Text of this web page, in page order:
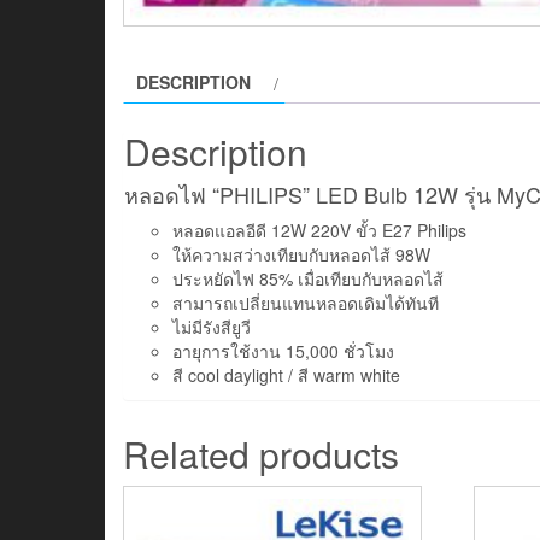
DESCRIPTION
Description
หลอดไฟ “PHILIPS” LED Bulb 12W รุ่น
หลอดแอลอีดี 12W 220V ขั้ว E27 Philips
ให้ความสว่างเทียบกับหลอดไส้ 98W
ประหยัดไฟ 85% เมื่อเทียบกับหลอดไส้
สามารถเปลี่ยนแทนหลอดเดิมได้ทันที
ไม่มีรังสียูวี
อายุการใช้งาน 15,000 ชั่วโมง
สี cool daylight / สี warm white
Related products